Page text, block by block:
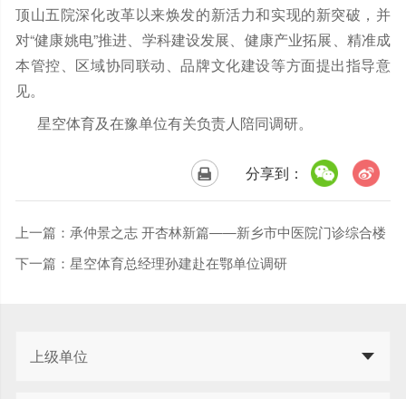
顶山五院深化改革以来焕发的新活力和实现的新突破，并
对“健康姚电”推进、学科建设发展、健康产业拓展、精准成
本管控、区域协同联动、品牌文化建设等方面提出指导意
见。
星空体育及在豫单位有关负责人陪同调研。
分享到：
上一篇： 承仲景之志 开杏林新篇——新乡市中医院门诊综合楼
奠基仪式成功举办
下一篇： 星空体育总经理孙建赴在鄂单位调研
上级单位